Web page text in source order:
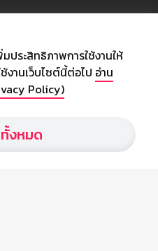
ลบอล ผลฟุตบอลทั่วโลก ฟรีเมียร์
ส์ลีก พร้อมทั้งวิเคราะห์บอล จาก
ระสิทธิภาพการใช้งานให้
งานเว็บไซต์นี้ต่อไป อ่าน
Policy)
งหมด